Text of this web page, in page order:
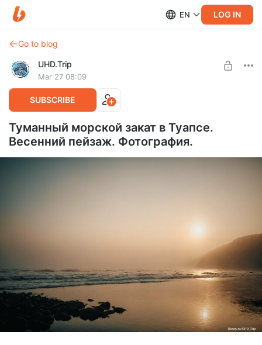
EN LOG IN
Go to blog
UHD.Trip
Mar 27 08:09
SUBSCRIBE
Туманный морской закат в Туапсе.
Весенний пейзаж. Фотография.